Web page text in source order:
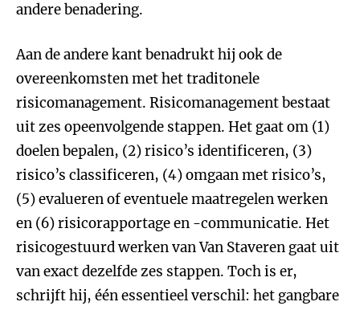
andere benadering.
Aan de andere kant benadrukt hij ook de
overeenkomsten met het traditonele
risicomanagement. Risicomanagement bestaat
uit zes opeenvolgende stappen. Het gaat om (1)
doelen bepalen, (2) risico’s identificeren, (3)
risico’s classificeren, (4) omgaan met risico’s,
(5) evalueren of eventuele maatregelen werken
en (6) risicorapportage en -communicatie. Het
risicogestuurd werken van Van Staveren gaat uit
van exact dezelfde zes stappen. Toch is er,
schrijft hij, één essentieel verschil: het gangbare